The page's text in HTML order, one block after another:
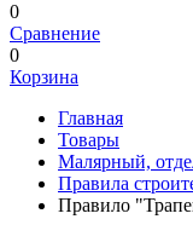
0
Сравнение
0
Корзина
Главная
Товары
Малярный,
Правила
Правило